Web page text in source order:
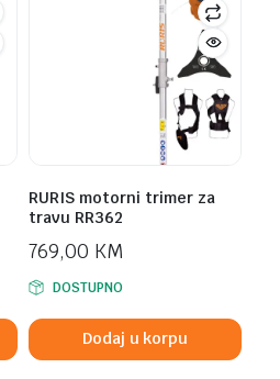
RURIS motorni trimer za
travu RR362
769,00 KM
DOSTUPNO
Dodaj u korpu